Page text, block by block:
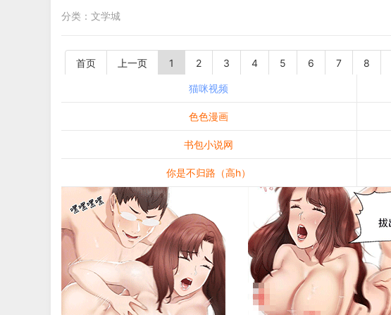
分类： 文学城
首页 上一页 1 2 3 4 5 6 7 8
猫咪视频
色色漫画
书包小说网
你是不归路（高h）